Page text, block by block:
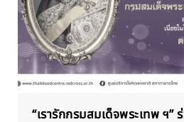
“เรารักกรมสมเด็จพระเทพ ฯ”